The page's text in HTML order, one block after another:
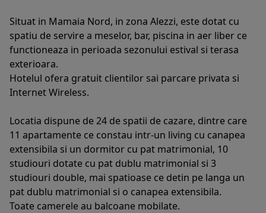
Situat in Mamaia Nord, in zona Alezzi, este dotat cu
spatiu de servire a meselor, bar, piscina in aer liber ce
functioneaza in perioada sezonului estival si terasa
exterioara.
Hotelul ofera gratuit clientilor sai parcare privata si
Internet Wireless.
Locatia dispune de 24 de spatii de cazare, dintre care
11 apartamente ce constau intr-un living cu canapea
extensibila si un dormitor cu pat matrimonial, 10
studiouri dotate cu pat dublu matrimonial si 3
studiouri double, mai spatioase ce detin pe langa un
pat dublu matrimonial si o canapea extensibila.
Toate camerele au balcoane mobilate.